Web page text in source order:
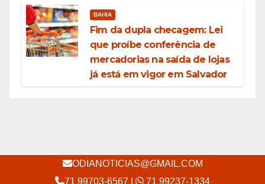
BAHIA
Fim da dupla checagem: Lei
que proíbe conferência de
mercadorias na saída de lojas
já está em vigor em Salvador
ODIANOTICIAS@GMAIL.COM
71 99703-6567
71 99237-1334